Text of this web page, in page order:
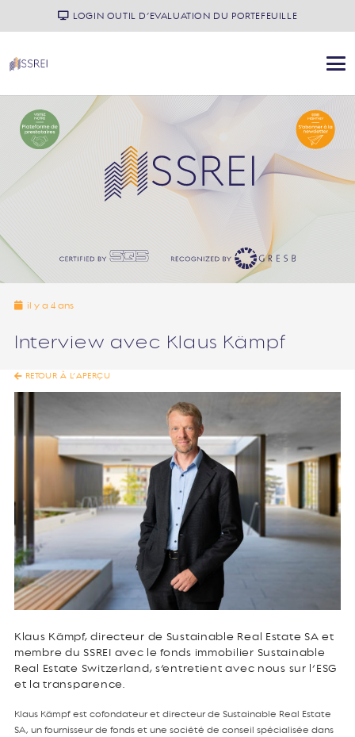
LOGIN OUTIL D’EVALUATION DU PORTEFEUILLE
il y a 4 ans
Interview avec Klaus Kämpf
RETOUR À L’APERÇU
Klaus Kämpf, directeur de Sustainable Real Estate SA et
membre du SSREI avec le fonds immobilier Sustainable
Real Estate Switzerland, s’entretient avec nous sur l’ESG
et la transparence.
Klaus Kämpf est cofondateur et directeur de Sustainable Real Estate
SA, un fournisseur de fonds et une société de conseil spécialisée dans